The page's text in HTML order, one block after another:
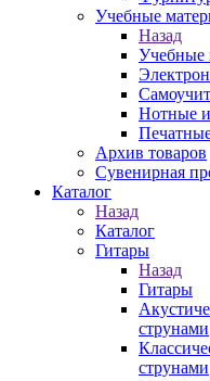
Учебные
Назад
Учебные
Нотные
Архив товаров
Сувенирная
Каталог
Назад
Каталог
Гитары
Назад
Гитары
струнами
струнами